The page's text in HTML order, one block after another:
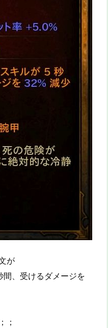
が
間、受けるダメージを
；